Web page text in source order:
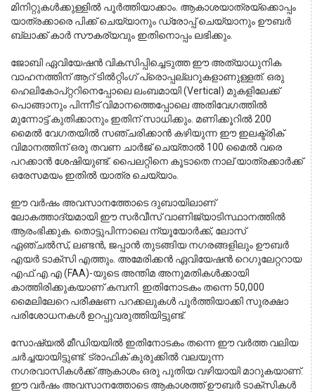
മിനിറ്റുകൾക്കുള്ളിൽ പൂർത്തിയാക്കാം. ആകാശയാത്രയ്ക്കൊപ്പം
യാത്രക്കാരെ പിക്ക് ചെയ്യാനും ഡ്രോപ്പ് ചെയ്യാനും ഊബർ
ബ്ലാക്ക് കാർ സൗകര്യവും ഇതിനൊപ്പം ലഭിക്കും.
ജോബി ഏവിയേഷൻ വികസിപ്പിച്ചെടുത്ത ഈ അത്യാധുനിക
വാഹനത്തിന് ആറ് ടിൽറ്റിംഗ് പ്രൊപ്പല്ലറുകളാണുള്ളത്. ഒരു
ഹെലികോപ്റ്ററിനെപ്പോലെ ലംബമായി (Vertical) മുകളിലേക്ക്
പൊങ്ങാനും പിന്നീട് വിമാനത്തെപ്പോലെ അതിവേഗത്തിൽ
മുന്നോട്ട് കുതിക്കാനും ഇതിന് സാധിക്കും. മണിക്കൂറിൽ 200
മൈൽ വേഗതയിൽ സഞ്ചരിക്കാൻ കഴിയുന്ന ഈ ഇലക്ട്രിക്
വിമാനത്തിന് ഒരു തവണ ചാർജ് ചെയ്താൽ 100 മൈൽ വരെ
പറക്കാൻ ശേഷിയുണ്ട്. പൈലറ്റിനെ കൂടാതെ നാല് യാത്രക്കാർക്ക്
ഒരേസമയം ഇതിൽ യാത്ര ചെയ്യാം.
ഈ വർഷം അവസാനത്തോടെ ദുബായിലാണ്
ലോകത്താദ്യമായി ഈ സർവീസ് വാണിജ്യാടിസ്ഥാനത്തിൽ
ആരംഭിക്കുക. തൊട്ടുപിന്നാലെ ന്യൂയോർക്ക്, ലോസ്
ഏഞ്ചൽസ്, ലണ്ടൻ, ജപ്പാൻ തുടങ്ങിയ നഗരങ്ങളിലും ഊബർ
എയർ ടാക്സി എത്തും. അമേരിക്കൻ ഏവിയേഷൻ റെഗുലേറ്ററായ
എഫ്.എ.എ (FAA)-യുടെ അന്തിമ അനുമതികൾക്കായി
കാത്തിരിക്കുകയാണ് കമ്പനി. ഇതിനോടകം തന്നെ 50,000
മൈലിലേറെ പരീക്ഷണ പറക്കലുകൾ പൂർത്തിയാക്കി സുരക്ഷാ
പരിശോധനകൾ ഉറപ്പുവരുത്തിയിട്ടുണ്ട്.
സോഷ്യൽ മീഡിയയിൽ ഇതിനോടകം തന്നെ ഈ വർത്ത വലിയ
ചർച്ചയായിട്ടുണ്ട്. ട്രാഫിക് കുരുക്കിൽ വലയുന്ന
നഗരവാസികൾക്ക് ആകാശം ഒരു പുതിയ വഴിയായി മാറുകയാണ്.
ഈ വർഷം അവസാനത്തോടെ ആകാശത്ത് ഊബർ ടാക്സികൾ